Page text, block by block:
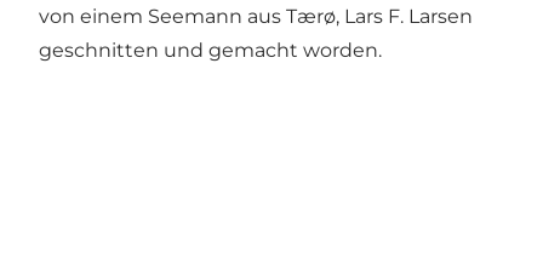
von einem Seemann aus Tærø, Lars F. Larsen
geschnitten und gemacht worden.